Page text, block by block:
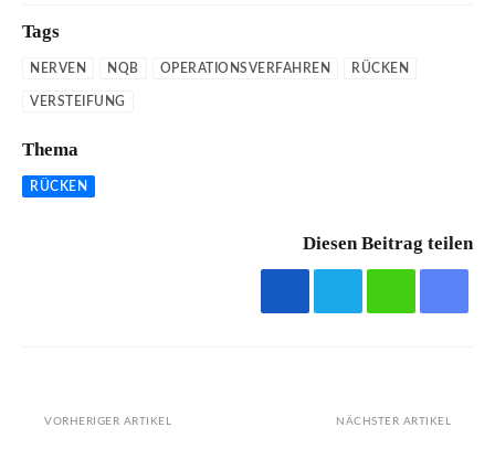
Tags
NERVEN NQB OPERATIONSVERFAHREN RÜCKEN
VERSTEIFUNG
Thema
RÜCKEN
Diesen Beitrag teilen
VORHERIGER ARTIKEL NÄCHSTER ARTIKEL